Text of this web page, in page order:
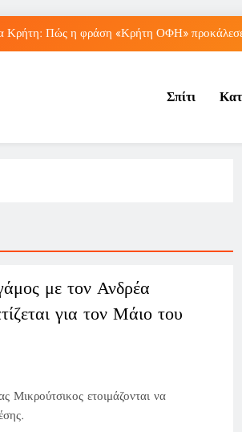
Κρήτη: Πώς η φράση «Κρήτη ΟΦΗ» προκάλεσε
Ιράκ: Ποιες είναι οι συνέπειες των
Κρήτη: Πώς η φράση «Κρήτη ΟΦΗ»
Μπέσσυ Αργυράκη: Ποια είναι η συμβουλή του
Σπίτι
με τον Ανδρέα
για τον Μάιο του
ετοιμάζονται να